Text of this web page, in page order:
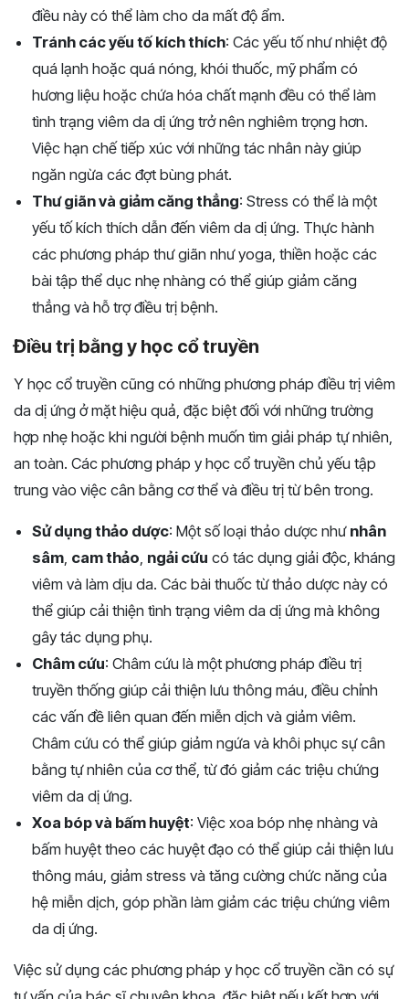
điều này có thể làm cho da mất độ ẩm.
Tránh các yếu tố kích thích: Các yếu tố như nhiệt độ
quá lạnh hoặc quá nóng, khói thuốc, mỹ phẩm có
hương liệu hoặc chứa hóa chất mạnh đều có thể làm
tình trạng viêm da dị ứng trở nên nghiêm trọng hơn.
Việc hạn chế tiếp xúc với những tác nhân này giúp
ngăn ngừa các đợt bùng phát.
Thư giãn và giảm căng thẳng: Stress có thể là một
yếu tố kích thích dẫn đến viêm da dị ứng. Thực hành
các phương pháp thư giãn như yoga, thiền hoặc các
bài tập thể dục nhẹ nhàng có thể giúp giảm căng
thẳng và hỗ trợ điều trị bệnh.
Điều trị bằng y học cổ truyền
Y học cổ truyền cũng có những phương pháp điều trị viêm
da dị ứng ở mặt hiệu quả, đặc biệt đối với những trường
hợp nhẹ hoặc khi người bệnh muốn tìm giải pháp tự nhiên,
an toàn. Các phương pháp y học cổ truyền chủ yếu tập
trung vào việc cân bằng cơ thể và điều trị từ bên trong.
Sử dụng thảo dược: Một số loại thảo dược như nhân
sâm, cam thảo, ngải cứu có tác dụng giải độc, kháng
viêm và làm dịu da. Các bài thuốc từ thảo dược này có
thể giúp cải thiện tình trạng viêm da dị ứng mà không
gây tác dụng phụ.
Châm cứu: Châm cứu là một phương pháp điều trị
truyền thống giúp cải thiện lưu thông máu, điều chỉnh
các vấn đề liên quan đến miễn dịch và giảm viêm.
Châm cứu có thể giúp giảm ngứa và khôi phục sự cân
bằng tự nhiên của cơ thể, từ đó giảm các triệu chứng
viêm da dị ứng.
Xoa bóp và bấm huyệt: Việc xoa bóp nhẹ nhàng và
bấm huyệt theo các huyệt đạo có thể giúp cải thiện lưu
thông máu, giảm stress và tăng cường chức năng của
hệ miễn dịch, góp phần làm giảm các triệu chứng viêm
da dị ứng.
Việc sử dụng các phương pháp y học cổ truyền cần có sự